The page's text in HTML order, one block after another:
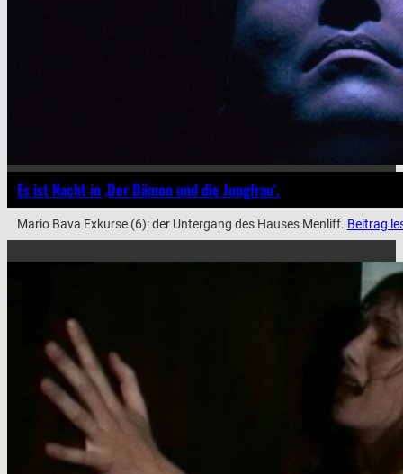
Es ist Nacht in ‚Der Dämon und die Jungfrau‘.
Mario Bava Exkurse (6): der Untergang des Hauses Menliff. Beitrag